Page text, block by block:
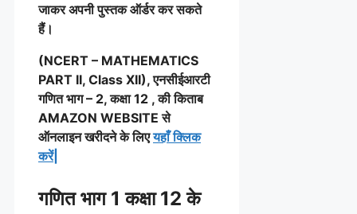
जाकर अपनी पुस्तक ऑर्डर कर सकते
हैं।
(NCERT – MATHEMATICS
PART II, Class XII), एनसीईआरटी
गणित भाग – 2, कक्षा 12 , की किताब
AMAZON WEBSITE से
ऑनलाइन खरीदने के लिएयहाँ क्लिक
करें|
गणित भाग 1 कक्षा 12 के